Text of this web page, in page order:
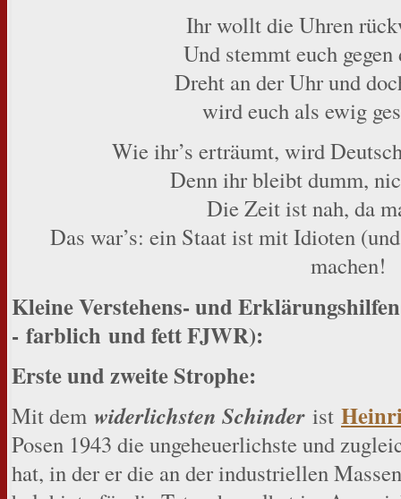
Ihr wollt die Uhren
Und stemmt euch
Dreht an der Uhr und
wird euch als ewig
Wie ihr’s erträumt, wird
Denn ihr bleibt dumm,
Die Zeit ist nah, da
Das war’s: ein Staat ist mit Idioten
machen!
Kleine Verstehens- und
- farblich und fett FJWR):
Erste und zweite Strophe:
Mit dem widerlichsten Schinder ist
Posen 1943 die ungeheuerlichste und
hat, in der er die an der industriellen